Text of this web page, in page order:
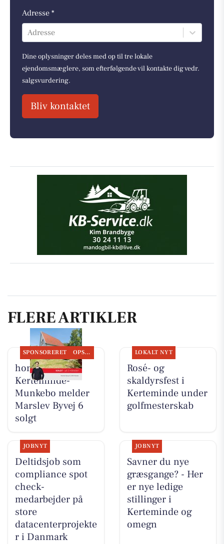
Adresse *
Adresse
Dine oplysninger deles med op til tre lokale
ejendomsmæglere, som efterfølgende vil kontakte dig vedr.
salgsvurdering.
Bliv kontaktet
FLERE ARTIKLER
SPONSORERET OPSLAGSTAVLEN
home
Kerteminde-
Munkebo melder
Marslev Byvej 6
solgt
LOKALT NYT
Rosé- og
skaldyrsfest i
Kerteminde under
golfmesterskab
JOBNYT
Deltidsjob som
compliance spot
check-
medarbejder på
store
datacenterprojekte
r i Danmark
JOBNYT
Savner du nye
græsgange? - Her
er nye ledige
stillinger i
Kerteminde og
omegn